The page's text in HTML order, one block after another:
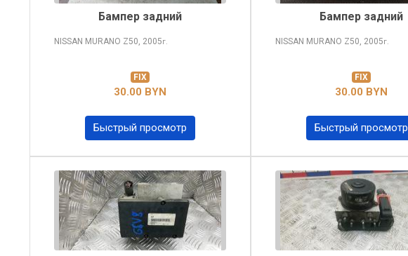
Бампер задний
NISSAN MURANO Z50, 2005г.
FIX
30.00 BYN
Быстрый просмотр
Бампер задний
NISSAN MURANO Z50, 2005г.
FIX
30.00 BYN
Быстрый просмотр